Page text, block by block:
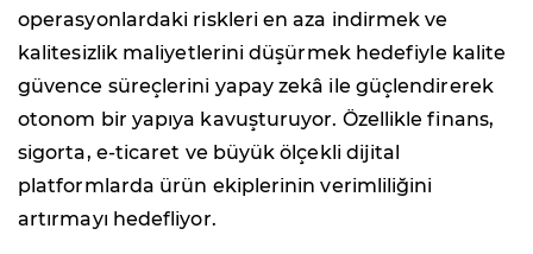
operasyonlardaki riskleri en aza indirmek ve
kalitesizlik maliyetlerini düşürmek hedefiyle kalite
güvence süreçlerini yapay zekâ ile güçlendirerek
otonom bir yapıya kavuşturuyor. Özellikle finans,
sigorta, e-ticaret ve büyük ölçekli dijital
platformlarda ürün ekiplerinin verimliliğini
artırmayı hedefliyor.